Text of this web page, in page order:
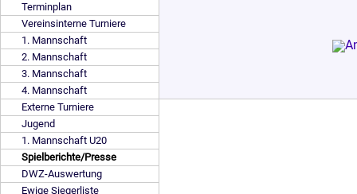
Terminplan
Vereinsinterne Turniere
1. Mannschaft
2. Mannschaft
3. Mannschaft
4. Mannschaft
Externe Turniere
Jugend
1. Mannschaft U20
Spielberichte/Presse
DWZ-Auswertung
Ewige Siegerliste